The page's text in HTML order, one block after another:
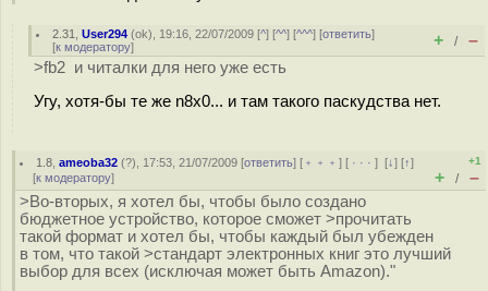
2.31 ,User294 (ok), 19:16, 22/07/2009 [^] [^^] [^^^] [ответить]
[к модератору] + / –
>fb2 и читалки для него уже есть
Угу, хотя-бы те же n8x0... и там такого паскудства нет.
1.8 ,ameoba32 (?), 17:53, 21/07/2009 [ответить] [ ﹢﹢﹢] [ · · ·][↓] [↑]
[к модератору]
+1
+ / –
>Во-вторых, я хотел бы, чтобы было создано
бюджетное устройство, которое сможет >прочитать
такой формат и хотел бы, чтобы каждый был убежден
в том, что такой >стандарт электронных книг это лучший
выбор для всех (исключая может быть Amazon)."